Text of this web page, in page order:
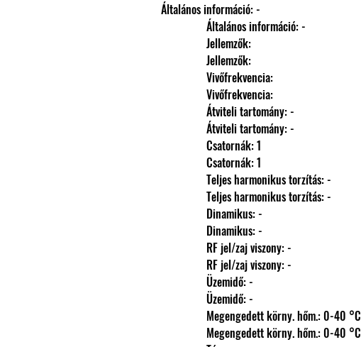
Általános információ: -
                Általános információ: -
                Jellemzők:
                Jellemzők:
                Vivőfrekvencia:
                Vivőfrekvencia:
                Átviteli tartomány: -
                Átviteli tartomány: -
                Csatornák: 1
                Csatornák: 1
                Teljes harmonikus torzítás: -
                Teljes harmonikus torzítás: -
                Dinamikus: -
                Dinamikus: -
                RF jel/zaj viszony: -
                RF jel/zaj viszony: -
                Üzemidő: -
                Üzemidő: -
                Megengedett körny. hőm.: 0-40 °C
                Megengedett körny. hőm.: 0-40 °C